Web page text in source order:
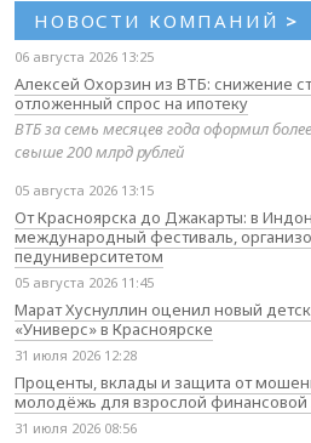
НОВОСТИ КОМПАНИЙ >
06 августа 2026 13:25
Алексей Охорзин из ВТБ: снижение
отложенный спрос на ипотеку
ВТБ за семь месяцев года оформил
свыше 200 млрд рублей
05 августа 2026 13:15
От Красноярска до Джакарты: в
международный фестиваль,
педуниверситетом
05 августа 2026 11:45
Марат Хуснуллин оценил новый
«Универс» в Красноярске
31 июля 2026 12:28
Проценты, вклады и защита от
молодёжь для взрослой
31 июля 2026 08:56